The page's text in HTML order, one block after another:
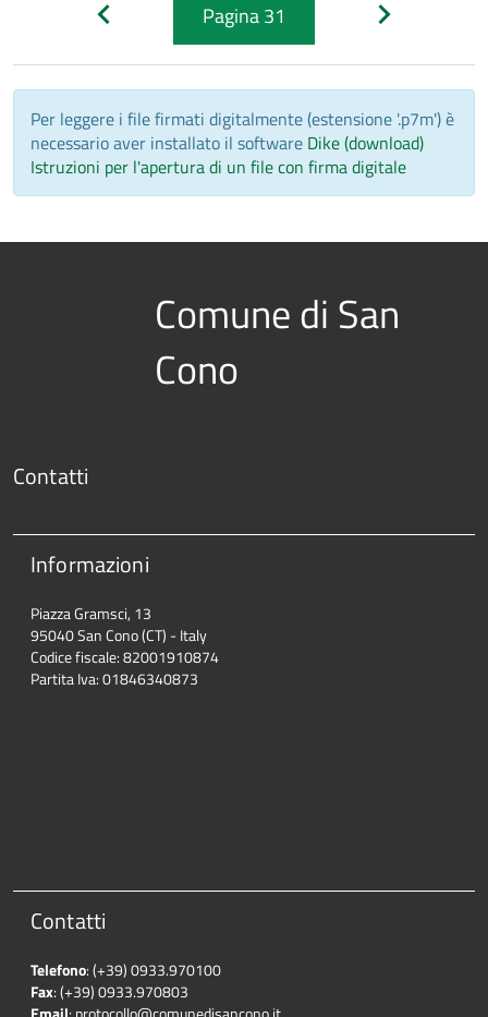
Pagina31
Per leggere i file firmati digitalmente (estensione '.p7m') è
necessario aver installato il software Dike (download)
Istruzioni per l'apertura di un file con firma digitale
Comune di San
Cono
Contatti
Informazioni
Piazza Gramsci, 13
95040 San Cono (CT) - Italy
Codice fiscale: 82001910874
Partita Iva: 01846340873
Contatti
Telefono: (+39) 0933.970100
Fax: (+39) 0933.970803